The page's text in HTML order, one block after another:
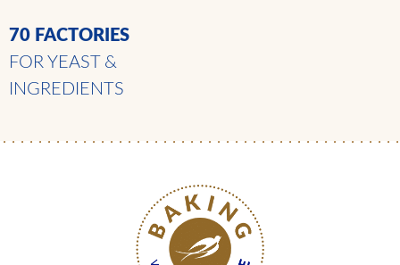
70 FACTORIES
FOR YEAST &
INGREDIENTS